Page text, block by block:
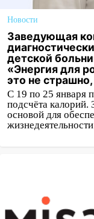
Новости
Заведующая
детской
«Энергия для
это не
С 19 по 25 января
подсчëта калорий.
основой для